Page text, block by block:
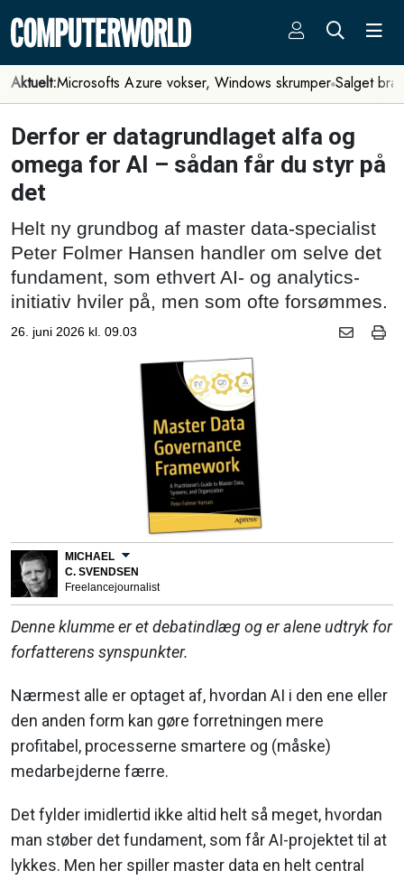
Aktuelt:Microsofts Azure vokser, Windows skrumper Salget
Derfor er datagrundlaget alfa og
omega for AI – sådan får du styr på
det
Helt ny grundbog af master data-specialist
Peter Folmer Hansen handler om selve det
fundament, som ethvert AI- og analytics-
initiativ hviler på, men som ofte forsømmes.
26. juni 2026 kl. 09.03
MICHAEL
C. SVENDSEN
Freelancejournalist
Denne klumme er et debatindlæg og er alene udtryk for
forfatterens synspunkter.
Nærmest alle er optaget af, hvordan AI i den ene eller
den anden form kan gøre forretningen mere
profitabel, processerne smartere og (måske)
medarbejderne færre.
Det fylder imidlertid ikke altid helt så meget, hvordan
man støber det fundament, som får AI-projektet til at
lykkes. Men her spiller master data en helt central